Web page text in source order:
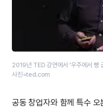
2019년 TED 강연에서 ‘우주에서 빵
사진=ted.com
공동 창업자와 함께 특수